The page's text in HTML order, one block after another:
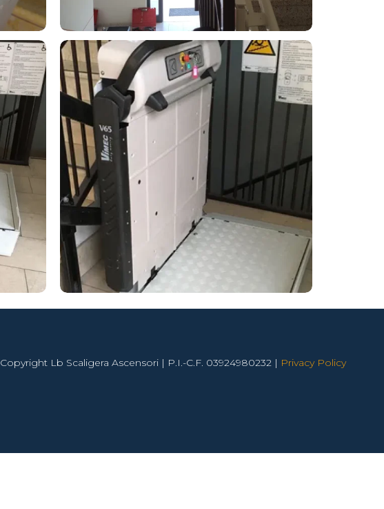
Copyright Lb Scaligera Ascensori | P.I.-C.F. 03924980232 | Privacy Policy